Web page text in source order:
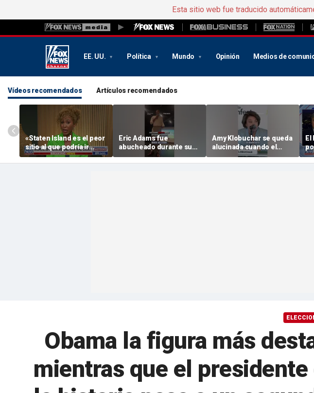
Esta sitio web fue traducido
EE. UU. Política Mundo Opinión Medios de
Vídeos recomendados Artículos recomendados
«Staten Island es el peor
sitio al que podría ir
Mamdani», dice el exjefe
de departamento de la
Eric Adams fue
abucheado durante su
presentación sobre el
centro de datos
Amy Klobuchar se queda
alucinada cuando el
público estalla en
abucheos: «¡Vaya!»
Obama la figura más
mientras que el